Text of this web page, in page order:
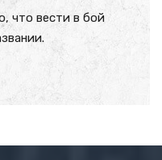
что вести в бой